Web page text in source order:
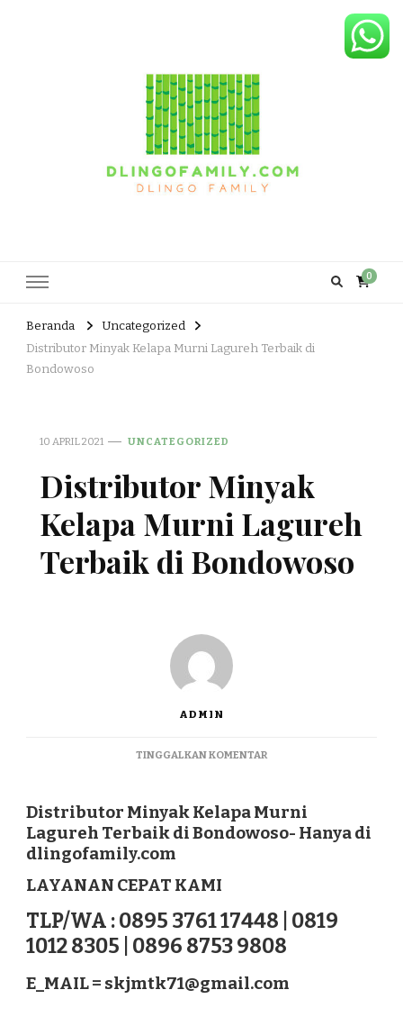
0
Beranda
Uncategorized
Distributor Minyak Kelapa Murni Lagureh Terbaik di
Bondowoso
10 APRIL 2021 UNCATEGORIZED
Distributor Minyak
Kelapa Murni Lagureh
Terbaik di Bondowoso
ADMIN
TINGGALKAN KOMENTARPADA
KELAPA
MURNI
LAGUREH
Distributor Minyak Kelapa Murni
Lagureh Terbaik di Bondowoso- Hanya di
dlingofamily.com
LAYANAN CEPAT KAMI
TLP/WA : 0895 3761 17448 | 0819
1012 8305 | 0896 8753 9808
E_MAIL = skjmtk71@gmail.com